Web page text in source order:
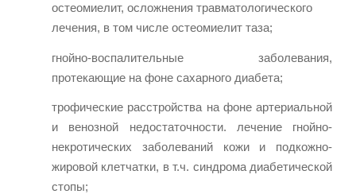
остеомиелит, осложнения травматологического
лечения, в том числе остеомиелит таза;
гнойно-воспалительные заболевания,
протекающие на фоне сахарного диабета;
трофические расстройства на фоне артериальной
и венозной недостаточности. лечение гнойно-
некротических заболеваний кожи и подкожно-
жировой клетчатки, в т.ч. синдрома диабетической
стопы;